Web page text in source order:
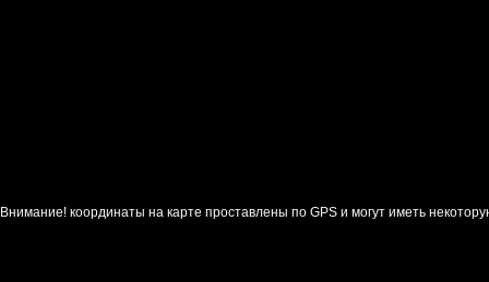
Внимание! координаты на карте проставлены по GPS и могут иметь